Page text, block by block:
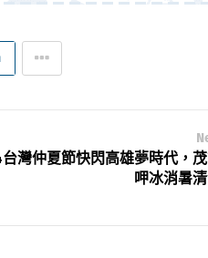
灣仲夏節快閃高雄夢時代，
呷冰消暑